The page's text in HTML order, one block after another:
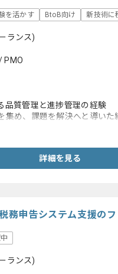
を活かす BtoB向け 新技術に
ランス)
PMO
質管理と進捗管理の経験
め、課題を解決へと導いた
詳細を見る
務申告システム支援の
ランス)